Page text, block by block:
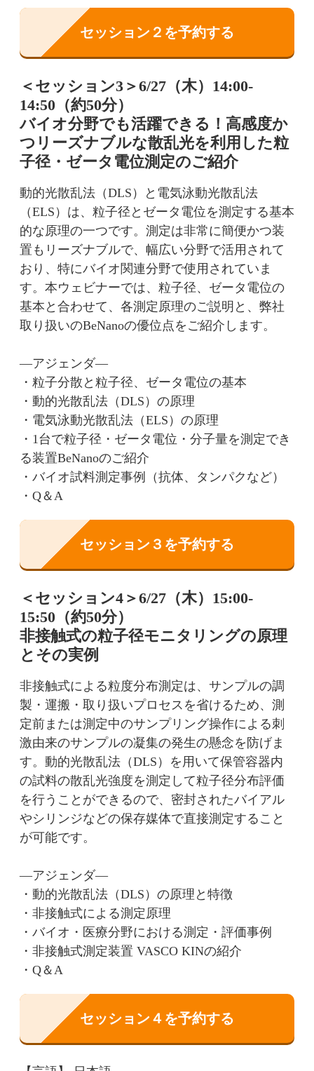
セッション２を予約する
＜セッション3＞6/27（木）14:00-
14:50（約50分）
バイオ分野でも活躍できる！高感度か
つリーズナブルな散乱光を利用した粒
子径・ゼータ電位測定のご紹介
動的光散乱法（DLS）と電気泳動光散乱法
（ELS）は、粒子径とゼータ電位を測定する基本
的な原理の一つです。測定は非常に簡便かつ装
置もリーズナブルで、幅広い分野で活用されて
おり、特にバイオ関連分野で使用されていま
す。本ウェビナーでは、粒子径、ゼータ電位の
基本と合わせて、各測定原理のご説明と、弊社
取り扱いのBeNanoの優位点をご紹介します。
—アジェンダ—
・粒子分散と粒子径、ゼータ電位の基本
・動的光散乱法（DLS）の原理
・電気泳動光散乱法（ELS）の原理
・1台で粒子径・ゼータ電位・分子量を測定でき
る装置BeNanoのご紹介
・バイオ試料測定事例（抗体、タンパクなど）
・Q＆A
セッション３を予約する
＜セッション4＞6/27（木）15:00-
15:50（約50分）
非接触式の粒子径モニタリングの原理
とその実例
非接触式による粒度分布測定は、サンプルの調
製・運搬・取り扱いプロセスを省けるため、測
定前または測定中のサンプリング操作による刺
激由来のサンプルの凝集の発生の懸念を防げま
す。動的光散乱法（DLS）を用いて保管容器内
の試料の散乱光強度を測定して粒子径分布評価
を行うことができるので、密封されたバイアル
やシリンジなどの保存媒体で直接測定すること
が可能です。
—アジェンダ—
・動的光散乱法（DLS）の原理と特徴
・非接触式による測定原理
・バイオ・医療分野における測定・評価事例
・非接触式測定装置 VASCO KINの紹介
・Q＆A
セッション４を予約する